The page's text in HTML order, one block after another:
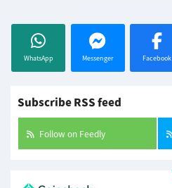
WhatsApp Messenger Facebook
Subscribe RSS feed
Follow on Feedly